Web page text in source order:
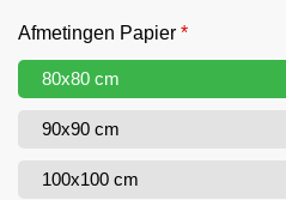
Afmetingen Papier *
80x80 cm
90x90 cm
100x100 cm